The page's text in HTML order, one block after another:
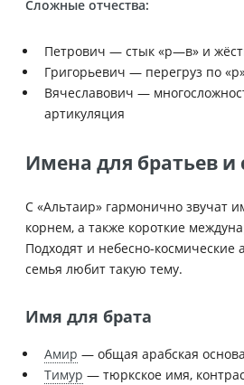
Сложные отчества:
Петрович — стык «р—в» и
Григорьевич — перегруз по
Вячеславович —
артикуляция
Имена для братьев и
С «Альтаир» гармонично звучат
корнем, а также короткие
Подходят и небесно-космические
семья любит такую тему.
Имя для брата
Амир — общая арабская
Тимур — тюркское имя,